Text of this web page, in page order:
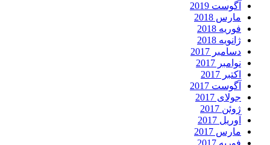
آگوست 2019
مارس 2018
فوریه 2018
ژانویه 2018
دسامبر 2017
نوامبر 2017
اکتبر 2017
آگوست 2017
جولای 2017
ژوئن 2017
آوریل 2017
مارس 2017